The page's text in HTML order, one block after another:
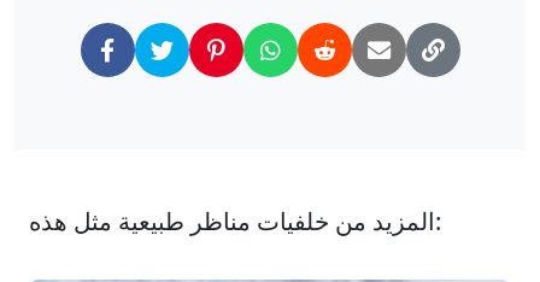
المزيد من خلفيات مناظر طبيعية مثل هذه: